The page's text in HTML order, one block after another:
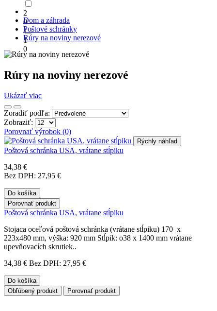
2
0
1
0
Dom a záhrada
Poštové schránky
Rúry na noviny nerezové
Rúry na noviny nerezové
Ukázať viac
Zoradiť podľa:
Zobraziť:
Porovnať výrobok (0)
Rýchly náhľad
Poštová schránka USA, vrátane stĺpiku
34,38 €
Bez DPH: 27,95 €
Do košíka
Porovnať produkt
Poštová schránka USA, vrátane stĺpiku
Stojaca oceľová poštová schránka (vrátane stĺpiku) 170 x
223x480 mm, výška: 920 mm Stĺpik: o38 x 1400 mm vrátane
upevňovacích skrutiek..
34,38 € Bez DPH: 27,95 €
Do košíka
Obľúbený produkt
Porovnať produkt